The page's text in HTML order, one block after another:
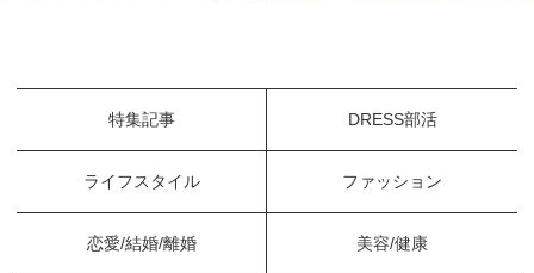
特集記事 DRESS部活
ライフスタイル ファッション
恋愛/結婚/離婚 美容/健康